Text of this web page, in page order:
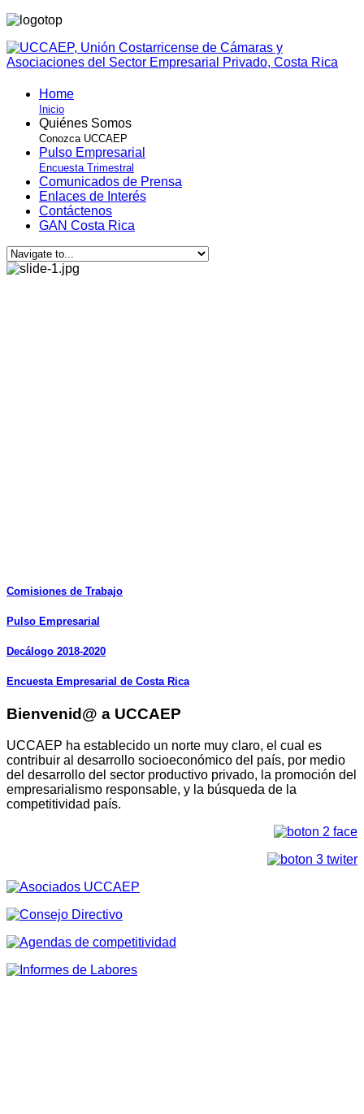
Home
Inicio
Quiénes Somos
Conozca UCCAEP
Pulso Empresarial
Encuesta Trimestral
Comunicados de Prensa
Enlaces de Interés
Contáctenos
GAN Costa Rica
Comisiones de Trabajo
Pulso Empresarial
Decálogo 2018-2020
Encuesta Empresarial de Costa Rica
Bienvenid@ a UCCAEP
UCCAEP ha establecido un norte muy claro, el cual es
contribuir al desarrollo socioeconómico del país, por medio
del desarrollo del sector productivo privado, la promoción del
empresarialismo responsable, y la búsqueda de la
competitividad país.